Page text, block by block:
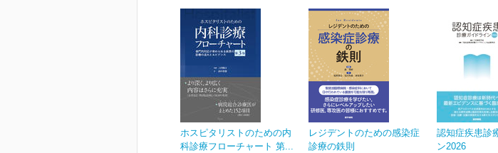
ホスピタリストのための内
科診療フローチャート 第...
レジデントのための感染症
診療の鉄則
認知症疾患診
ン2026